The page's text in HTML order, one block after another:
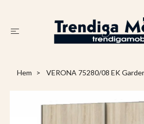
Hem VERONA 75280/08 EK